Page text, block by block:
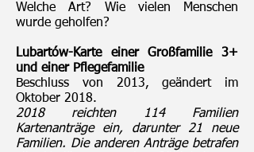
Welche Art? Wie vielen Menschen
wurde geholfen?
Lubartów-Karte einer Großfamilie 3+
und einer Pflegefamilie
Beschluss von 2013, geändert im
Oktober 2018.
2018 reichten 114 Familien
Kartenanträge ein, darunter 21 neue
Familien. Die anderen Anträge betrafen